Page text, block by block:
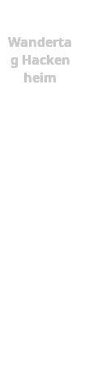
Wanderta
g Hacken
heim